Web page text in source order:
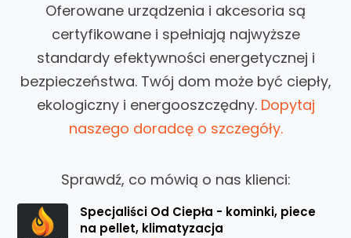
Oferowane urządzenia i akcesoria są
certyfikowane i spełniają najwyższe
standardy efektywności energetycznej i
bezpieczeństwa. Twój dom może być ciepły,
ekologiczny i energooszczędny. Dopytaj
naszego doradcę o szczegóły.
Sprawdź, co mówią o nas klienci:
Specjaliści Od Ciepła - kominki, piece
na pellet, klimatyzacja